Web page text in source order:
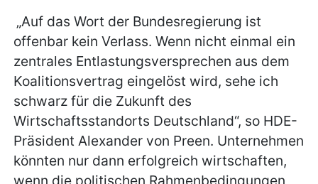
„Auf das Wort der Bundesregierung ist
offenbar kein Verlass. Wenn nicht einmal ein
zentrales Entlastungsversprechen aus dem
Koalitionsvertrag eingelöst wird, sehe ich
schwarz für die Zukunft des
Wirtschaftsstandorts Deutschland“, so HDE-
Präsident Alexander von Preen. Unternehmen
könnten nur dann erfolgreich wirtschaften,
wenn die politischen Rahmenbedingungen